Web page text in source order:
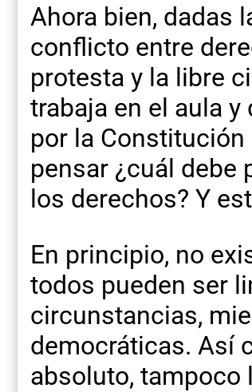
Ahora bien, dadas
conflicto entre
protesta y la libre
trabaja en el aula
por la
pensar ¿cuál debe
los derechos? Y
En principio, no
todos pueden ser
circunstancias,
democráticas. Así
absoluto, tampoco